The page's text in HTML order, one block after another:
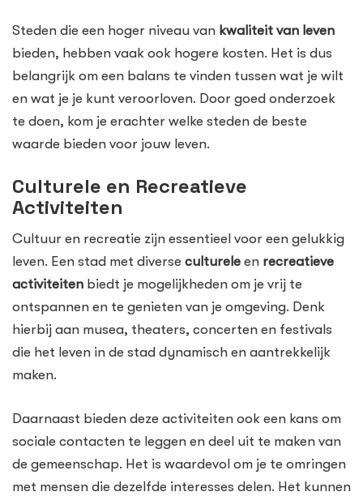
Steden die een hoger niveau van kwaliteit van leven
bieden, hebben vaak ook hogere kosten. Het is dus
belangrijk om een balans te vinden tussen wat je wilt
en wat je je kunt veroorloven. Door goed onderzoek
te doen, kom je erachter welke steden de beste
waarde bieden voor jouw leven.
Culturele en Recreatieve
Activiteiten
Cultuur en recreatie zijn essentieel voor een gelukkig
leven. Een stad met diverse culturele en recreatieve
activiteiten biedt je mogelijkheden om je vrij te
ontspannen en te genieten van je omgeving. Denk
hierbij aan musea, theaters, concerten en festivals
die het leven in de stad dynamisch en aantrekkelijk
maken.
Daarnaast bieden deze activiteiten ook een kans om
sociale contacten te leggen en deel uit te maken van
de gemeenschap. Het is waardevol om je te omringen
met mensen die dezelfde interesses delen. Het kunnen